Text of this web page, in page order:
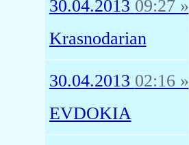
30.04.2013 09:27 »
Krasnodarian
30.04.2013 02:16 »
EVDOKIA